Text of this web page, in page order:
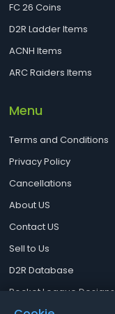
FC 26 Coins
D2R Ladder Items
ACNH Items
ARC Raiders Items
Menu
Terms and Conditions
Privacy Policy
Cancellations
About US
Contact US
Sell to Us
D2R Database
Rocket League Designs